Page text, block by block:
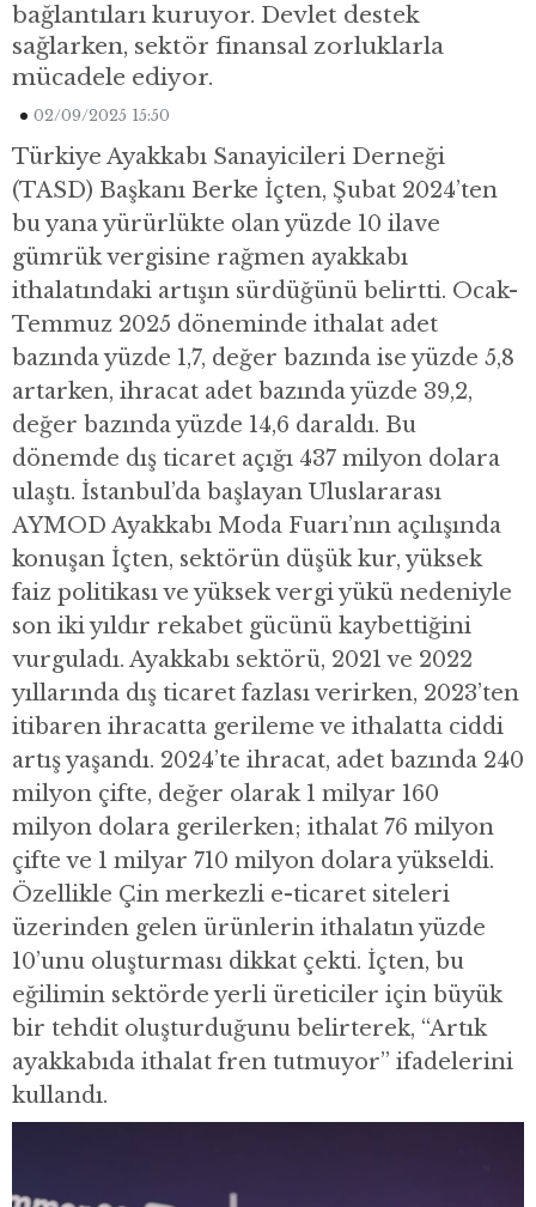
bağlantıları kuruyor. Devlet destek
sağlarken, sektör finansal zorluklarla
mücadele ediyor.
02/09/2025 15:50
Türkiye Ayakkabı Sanayicileri Derneği
(TASD) Başkanı Berke İçten, Şubat 2024’ten
bu yana yürürlükte olan yüzde 10 ilave
gümrük vergisine rağmen ayakkabı
ithalatındaki artışın sürdüğünü belirtti. Ocak-
Temmuz 2025 döneminde ithalat adet
bazında yüzde 1,7, değer bazında ise yüzde 5,8
artarken, ihracat adet bazında yüzde 39,2,
değer bazında yüzde 14,6 daraldı. Bu
dönemde dış ticaret açığı 437 milyon dolara
ulaştı. İstanbul’da başlayan Uluslararası
AYMOD Ayakkabı Moda Fuarı’nın açılışında
konuşan İçten, sektörün düşük kur, yüksek
faiz politikası ve yüksek vergi yükü nedeniyle
son iki yıldır rekabet gücünü kaybettiğini
vurguladı. Ayakkabı sektörü, 2021 ve 2022
yıllarında dış ticaret fazlası verirken, 2023’ten
itibaren ihracatta gerileme ve ithalatta ciddi
artış yaşandı. 2024’te ihracat, adet bazında 240
milyon çifte, değer olarak 1 milyar 160
milyon dolara gerilerken; ithalat 76 milyon
çifte ve 1 milyar 710 milyon dolara yükseldi.
Özellikle Çin merkezli e-ticaret siteleri
üzerinden gelen ürünlerin ithalatın yüzde
10’unu oluşturması dikkat çekti. İçten, bu
eğilimin sektörde yerli üreticiler için büyük
bir tehdit oluşturduğunu belirterek, “Artık
ayakkabıda ithalat fren tutmuyor” ifadelerini
kullandı.